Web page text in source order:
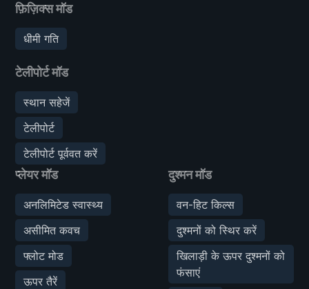
फ़िज़िक्स मॉड
धीमी गति
टेलीपोर्ट मॉड
स्थान सहेजें
टेलीपोर्ट
टेलीपोर्ट पूर्ववत करें
प्लेयर मॉड
अनलिमिटेड स्वास्थ्य
असीमित कवच
फ्लोट मोड
ऊपर तैरें
दुश्मन मॉड
वन-हिट किल्स
दुश्मनों को स्थिर करें
खिलाड़ी के ऊपर दुश्मनों को
फंसाएं